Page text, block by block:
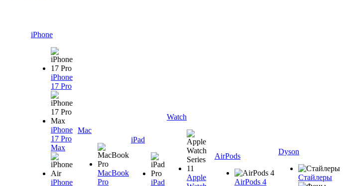
iPhone
iPhone
17 Pro
iPhone
17 Pro
Max
iPhone
Mac
MacBook
Pro
iPad
iPad
Watch
Apple
AirPods
AirPods 4
Dyson
Стайлеры